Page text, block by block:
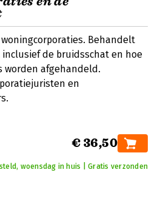
Behandelt
de bruidsschat en hoe
worden afgehandeld.
en
€ 36,50
woensdag in huis | Gratis verzonden